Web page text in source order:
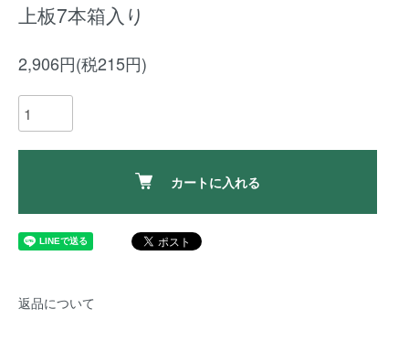
上板7本箱入り
2,906円(税215円)
カートに入れる
返品について